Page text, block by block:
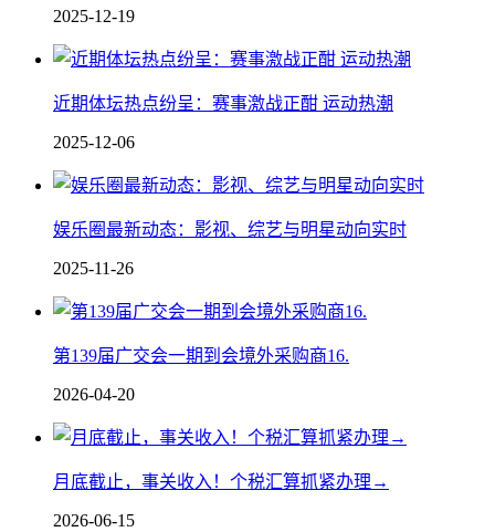
2025-12-19
近期体坛热点纷呈：赛事激战正酣 运动热潮
2025-12-06
娱乐圈最新动态：影视、综艺与明星动向实时
2025-11-26
第139届广交会一期到会境外采购商16.
2026-04-20
月底截止，事关收入！个税汇算抓紧办理→
2026-06-15